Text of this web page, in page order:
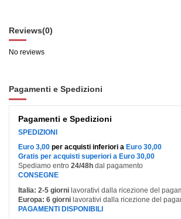
Reviews(0)
No reviews
Pagamenti e Spedizioni
Pagamenti e Spedizioni
SPEDIZIONI
Euro 3,00 per acquisti inferiori a Euro 30,00
Gratis per acquisti superiori a Euro 30,00
Spediamo entro 24/48h dal pagamento
CONSEGNE
Italia: 2-5 giorni lavorativi dalla ricezione del
Europa: 6 giorni lavorativi dalla ricezione del
PAGAMENTI DISPONIBILI